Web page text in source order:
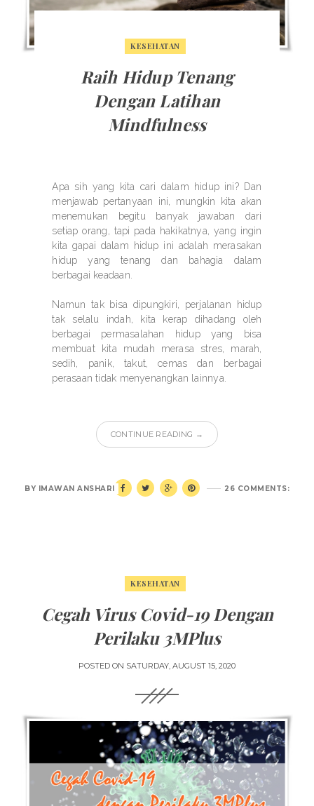
KESEHATAN
Raih Hidup Tenang
Dengan Latihan
Mindfulness
Apa sih yang kita cari dalam hidup ini? Dan
menjawab pertanyaan ini, mungkin kita akan
menemukan begitu banyak jawaban dari
setiap orang, tapi pada hakikatnya, yang ingin
kita gapai dalam hidup ini adalah merasakan
hidup yang tenang dan bahagia dalam
berbagai keadaan.
Namun tak bisa dipungkiri, perjalanan hidup
tak selalu indah, kita kerap dihadang oleh
berbagai permasalahan hidup yang bisa
membuat kita mudah merasa stres, marah,
sedih, panik, takut, cemas dan berbagai
perasaan tidak menyenangkan lainnya.
CONTINUE READING →
26 COMMENTS:
BY IMAWAN ANSHARI
KESEHATAN
Cegah Virus Covid-19 Dengan
Perilaku 3MPlus
POSTED ON SATURDAY, AUGUST 15, 2020